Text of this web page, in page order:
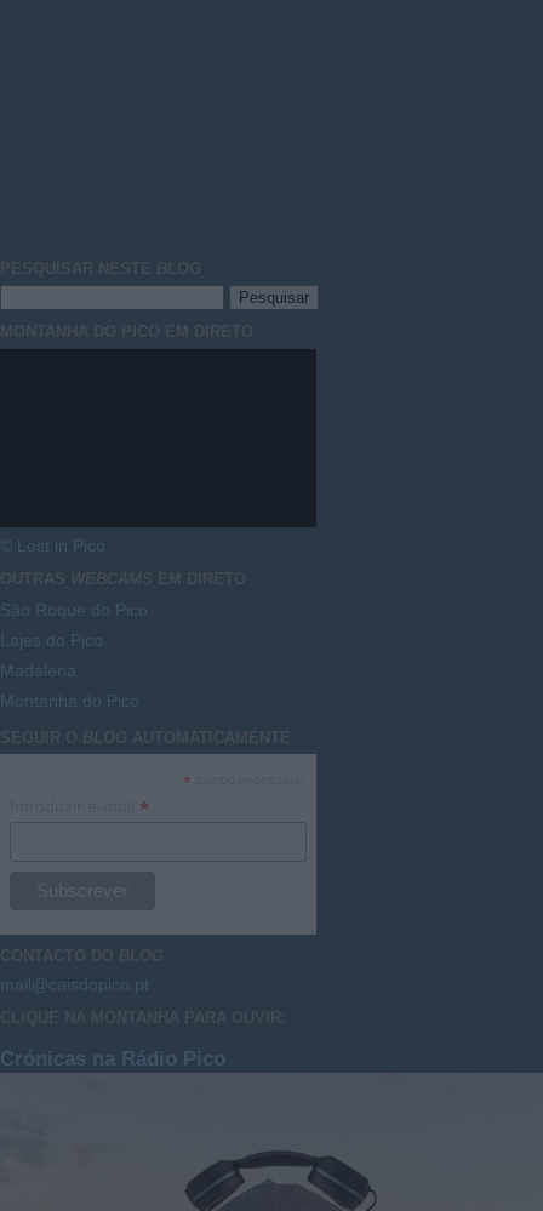
PESQUISAR NESTE BLOG
MONTANHA DO PICO EM DIRETO
© Lost in Pico
OUTRAS WEBCAMS EM DIRETO
São Roque do Pico
Lajes do Pico
Madalena
Montanha do Pico
SEGUIR O BLOG AUTOMATICAMENTE
*
*
CONTACTO DO BLOG
mail@caisdopico.pt
CLIQUE NA MONTANHA PARA OUVIR:
Crónicas na Rádio Pico